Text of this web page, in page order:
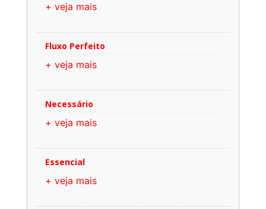
+ veja mais
Fluxo Perfeito
+ veja mais
Necessário
+ veja mais
Essencial
+ veja mais